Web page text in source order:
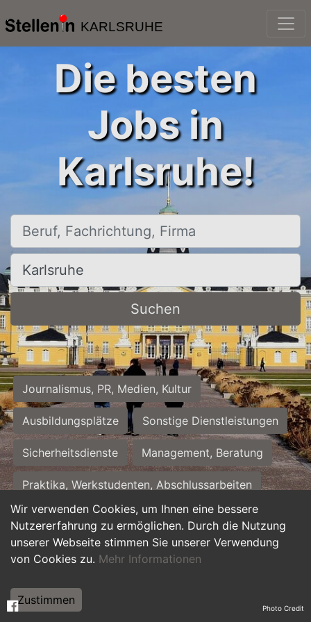
KARLSRUHE
Wir verwenden Cookies, um Ihnen eine bessere
Nutzererfahrung zu ermöglichen. Durch die Nutzung
unserer Webseite stimmen Sie unserer Verwendung
von Cookies zu. Mehr Informationen
Zustimmen
Die besten
Jobs in
Karlsruhe!
Beruf, Fachrichtung, Firma
Ort, Stadt
Suchen
Journalismus, PR, Medien, Kultur
Ausbildungsplätze Sonstige Dienstleistungen
Sicherheitsdienste Management, Beratung
Praktika, Werkstudenten, Abschlussarbeiten
Personalwesen Assistenz, Sekretariat
Hilfskräfte, Aushilfs- und Nebenjobs
Weiterbildung, Studium, duale Ausbildung Photo Credit